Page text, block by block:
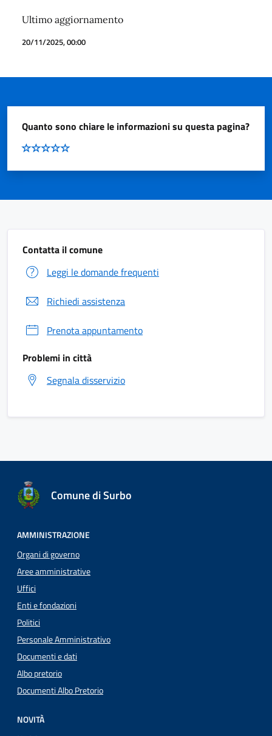
Ultimo aggiornamento
20/11/2025, 00:00
Quanto sono chiare le informazioni su questa pagina?
Contatta il comune
Leggi le domande frequenti
Richiedi assistenza
Prenota appuntamento
Problemi in città
Segnala disservizio
Comune di Surbo
AMMINISTRAZIONE
Organi di governo
Aree amministrative
Uffici
Enti e fondazioni
Politici
Personale Amministrativo
Documenti e dati
Albo pretorio
Documenti Albo Pretorio
NOVITÀ